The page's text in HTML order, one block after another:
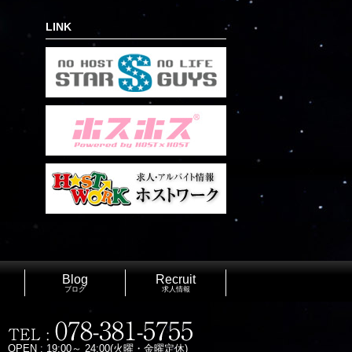
LINK
Blog
ブログ
Recruit
求人情報
OPEN : 19:00～ 24:00(火曜・金曜定休)